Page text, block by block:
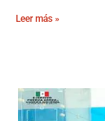
Leer más »